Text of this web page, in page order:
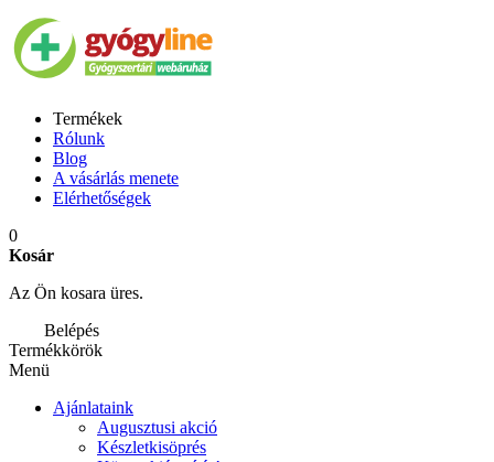
Termékek
Rólunk
Blog
A vásárlás menete
Elérhetőségek
0
Kosár
Az Ön kosara üres.
Belépés
Termékkörök
Menü
Ajánlataink
Augusztusi akció
Készletkisöprés